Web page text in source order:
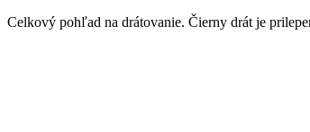
Celkový pohľad na drátovanie. Čierny drát je